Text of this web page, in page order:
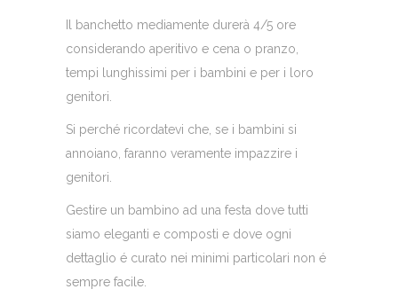
Il banchetto mediamente durerà 4/5 ore
considerando aperitivo e cena o pranzo,
tempi lunghissimi per i bambini e per i loro
genitori.
Si perché ricordatevi che, se i bambini si
annoiano, faranno veramente impazzire i
genitori.
Gestire un bambino ad una festa dove tutti
siamo eleganti e composti e dove ogni
dettaglio é curato nei minimi particolari non é
sempre facile.